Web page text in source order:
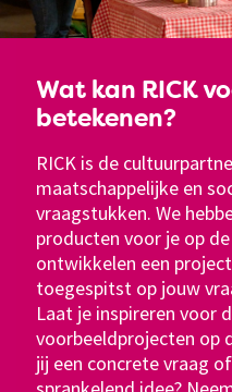
Wat kan RICK
betekenen?
RICK is de
maatschappelijke en
vraagstukken. We
producten voor je op
ontwikkelen een
toegespitst op jouw
Laat je inspireren voor
voorbeeldprojecten op
jij een concrete vraag